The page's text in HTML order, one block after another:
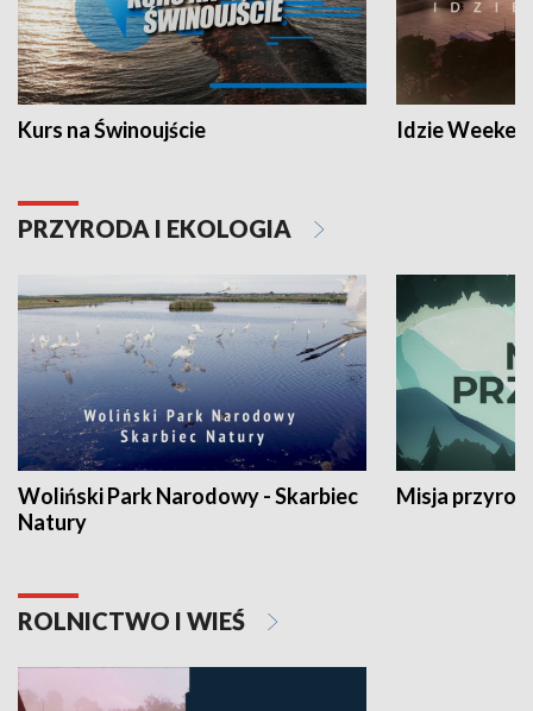
Kurs na Świnoujście Idzie
PRZYRODA I EKOLOGIA
Woliński Park Narodowy - Skarbiec
Natury
Misja
ROLNICTWO I WIEŚ